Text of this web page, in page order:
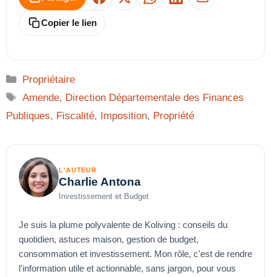
Copier le lien
Catégories
Propriétaire
Étiquettes
Amende, Direction Départementale des Finances
Publiques, Fiscalité, Imposition, Propriété
L'AUTEUR
Charlie Antona
Investissement et Budget
Je suis la plume polyvalente de Koliving : conseils du
quotidien, astuces maison, gestion de budget,
consommation et investissement. Mon rôle, c'est de rendre
l'information utile et actionnable, sans jargon, pour vous